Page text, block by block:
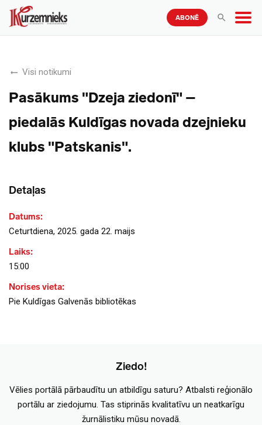
ABONĒ
Visi notikumi
Pasākums "Dzeja ziedonī" –
piedalās Kuldīgas novada dzejnieku
klubs "Patskanis".
Detaļas
Datums:
Ceturtdiena, 2025. gada 22. maijs
Laiks:
15:00
Norises vieta:
Pie Kuldīgas Galvenās bibliotēkas
Ziedo!
Vēlies portālā pārbaudītu un atbildīgu saturu? Atbalsti reģionālo
portālu ar ziedojumu. Tas stiprinās kvalitatīvu un neatkarīgu
žurnālistiku mūsu novadā.